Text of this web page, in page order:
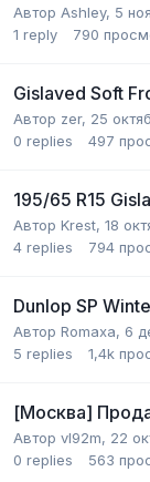
Автор Ashley, 5
1 reply 790
Gislaved Soft
Автор zer, 25
0 replies 497
195/65 R15
Автор Krest, 18
4 replies 794
Dunlop SP
Автор Romaxa, 6
5 replies 1,4k
[Москва]
Автор vl92m, 22
0 replies 563